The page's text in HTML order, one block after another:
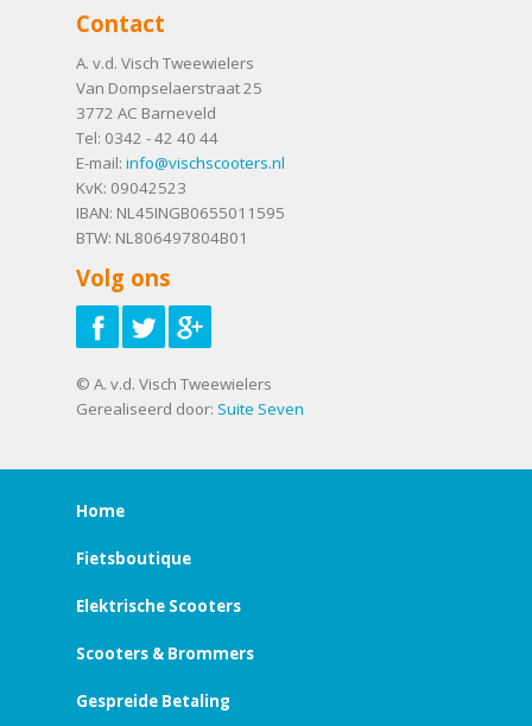
Contact
A. v.d. Visch Tweewielers
Van Dompselaerstraat 25
3772 AC Barneveld
Tel: 0342 - 42 40 44
E-mail: info@vischscooters.nl
KvK: 09042523
IBAN: NL45INGB0655011595
BTW: NL806497804B01
Volg ons
© A. v.d. Visch Tweewielers
Gerealiseerd door: Suite Seven
Home
Fietsboutique
Elektrische Scooters
Scooters & Brommers
Gespreide Betaling